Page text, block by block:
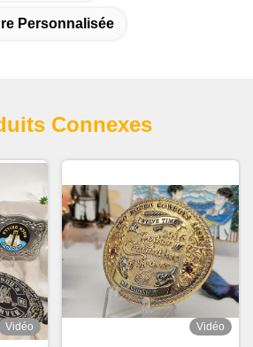
Personnalisée
Connexes
Vidéo Vidéo